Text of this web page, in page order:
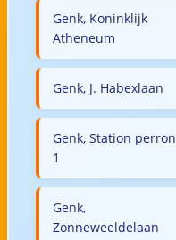
Genk, Koninklijk
Atheneum
Genk, J. Habexlaan
Genk, Station perron
1
Genk,
Zonneweeldelaan